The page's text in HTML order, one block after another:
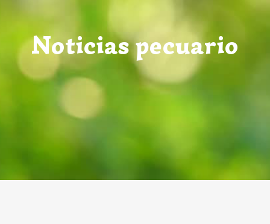
Noticias pecuario